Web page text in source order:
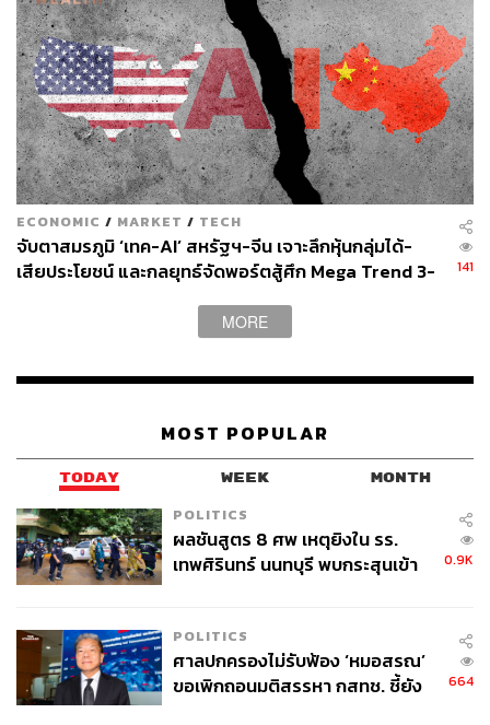
ECONOMIC / MARKET / TECH
จับตาสมรภูมิ ‘เทค-AI’ สหรัฐฯ-จีน เจาะลึกหุ้นกลุ่มได้-
เสียประโยชน์ และกลยุทธ์จัดพอร์ตสู้ศึก Mega Trend 3-
141
MORE
MOST POPULAR
TODAY WEEK MONTH
POLITICS
ผลชันสูตร 8 ศพ เหตุยิงใน รร.
เทพศิรินทร์ นนทบุรี พบกระสุนเข้า
0.9K
POLITICS
ศาลปกครองไม่รับฟ้อง ‘หมอสรณ’
ขอเพิกถอนมติสรรหา กสทช. ชี้ยัง
664